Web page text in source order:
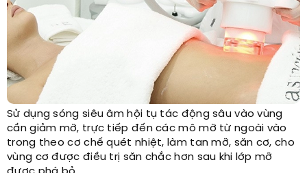
Sử dụng sóng siêu âm hội tụ tác động sâu vào vùng
cần giảm mỡ, trực tiếp đến các mô mỡ từ ngoài vào
trong theo cơ chế quét nhiệt, làm tan mỡ, săn cơ, cho
vùng cơ được điều trị săn chắc hơn sau khi lớp mỡ